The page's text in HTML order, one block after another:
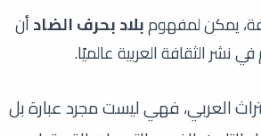
يمكن لمفهومبلاد بحرف الضادأن
الثقافة العربية عالميًا.
العربي، فهي ليست مجرد عبارة بل